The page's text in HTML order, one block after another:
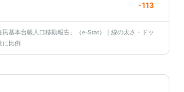
-113
基本台帳人口移動報告」（e-Stat）｜線の太さ・ドッ
に比例